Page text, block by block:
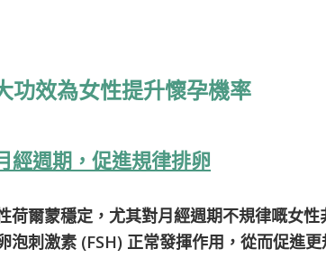
功效為女性提升懷孕機率
經週期，促進規律排卵
荷爾蒙穩定，尤其對月經週期不規律嘅女
泡刺激素 (FSH) 正常發揮作用，從而促進更